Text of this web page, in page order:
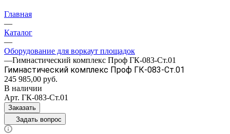
Главная
—
Каталог
—
Оборудование для воркаут площадок
—Гимнастический комплекс Проф ГК-083-Ст.01
Гимнастический комплекс Проф ГК-083-Ст.01
245 985,00 руб.
В наличии
Арт. ГК-083-Ст.01
Заказать
Задать вопрос